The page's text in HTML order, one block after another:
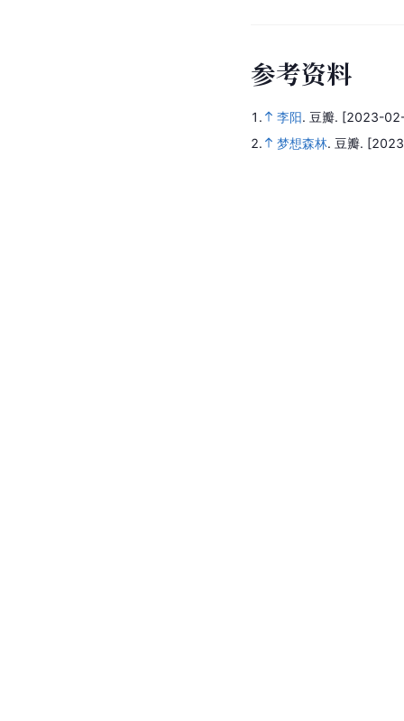
参考资料
1. 李阳. 豆瓣. [2023-
2.
梦想森林. 豆瓣.